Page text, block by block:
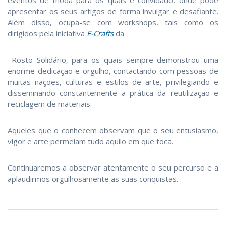
apresentar os seus artigos de forma invulgar e desafiante.
Além disso, ocupa-se com workshops, tais como os
dirigidos pela iniciativa E-Craftsda
Rosto Solidário, para os quais sempre demonstrou uma
enorme dedicação e orgulho, contactando com pessoas de
muitas nações, culturas e estilos de arte, privilegiando e
disseminando constantemente a prática da reutilização e
reciclagem de materiais.
Aqueles que o conhecem observam que o seu entusiasmo,
vigor e arte permeiam tudo aquilo em que toca.
Continuaremos a observar atentamente o seu percurso e a
aplaudirmos orgulhosamente as suas conquistas.